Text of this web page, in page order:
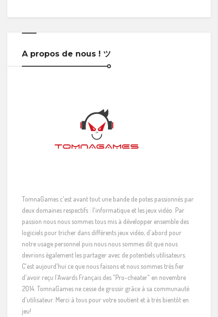
A propos de nous ! ツ
TomnaGames c'est avant tout une bande de potes passionnés par
deux domaines respectifs : l'informatique et les jeux vidéo. Par
passion nous nous sommes tous mis à développer ensemble des
logiciels pour tricher dans différents jeux vidéo, d'abord pour
notre usage personnel puis nous nous sommes dit que nous
devrions également les partager avec de potentiels utilisateurs.
C'est aujourd'hui ce que nous faisons et nous sommes très fier
d'avoir reçu l'Awards Français des "Pro-cheater" en novembre
2014. TomnaGames ne cesse de grossir grâce à sa communauté
d'utilisateur. Merci à tous pour votre soutient et à très bientôt en
jeu!